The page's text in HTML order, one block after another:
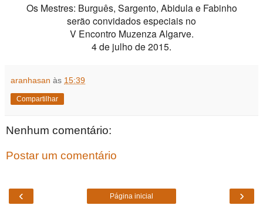
Os Mestres: Burguês, Sargento, Abidula e Fabinho
serão convidados especiais no
V Encontro Muzenza Algarve.
4 de julho de 2015.
aranhasan às 15:39
Compartilhar
Nenhum comentário:
Postar um comentário
‹ ›
Página inicial